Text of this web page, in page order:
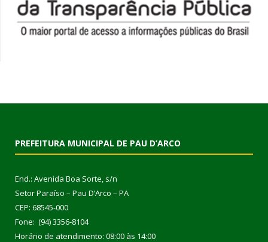
PREFEITURA MUNICIPAL DE PAU D’ARCO
End.: Avenida Boa Sorte, s/n
Setor Paraíso – Pau D’Arco – PA
CEP: 68545-000
Fone: (94) 3356-8104
Horário de atendimento: 08:00 às 14:00